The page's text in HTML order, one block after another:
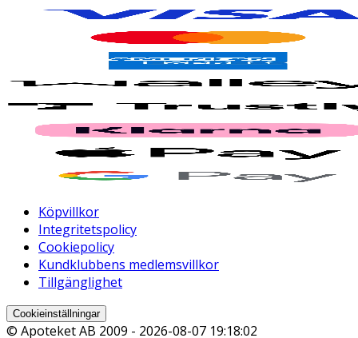
Köpvillkor
Integritetspolicy
Cookiepolicy
Kundklubbens medlemsvillkor
Tillgänglighet
Cookieinställningar
© Apoteket AB 2009 - 2026-08-07 19:18:02